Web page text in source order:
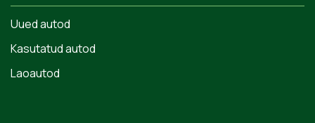
Uued autod
Kasutatud autod
Laoautod